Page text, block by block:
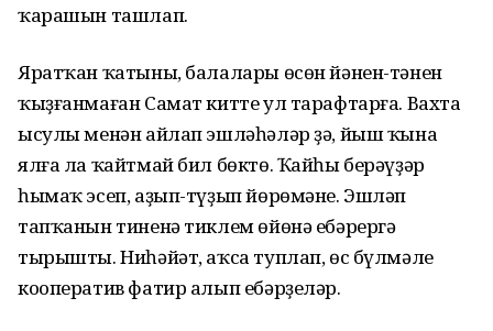
ҡарашын ташлап.
Яратҡан ҡатыны, балалары өсөн йәнен-тәнен
ҡыҙғанмаған Самат китте ул тарафтарға. Вахта
ысулы менән айлап эшләһәләр ҙә, йыш ҡына
ялға ла ҡайтмай бил бөктө. Ҡайһы берәүҙәр
һымаҡ эсеп, аҙып-түҙып йөрөмәне. Эшләп
тапҡанын тиненә тиклем өйөнә ебәрергә
тырышты. Ниһәйәт, аҡса туплап, өс бүлмәле
кооператив фатир алып ебәрҙеләр.